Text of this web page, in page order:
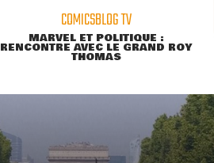
COMICSBLOG TV
MARVEL ET POLITIQUE :
RENCONTRE AVEC LE GRAND ROY
THOMAS